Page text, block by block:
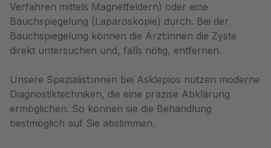
Verfahren mittels Magnetfeldern) oder eine
Bauchspiegelung (Laparoskopie) durch. Bei der
Bauchspiegelung können die Ärzt:innen die Zyste
direkt untersuchen und, falls nötig, entfernen.
Unsere Spezialist:innen bei Asklepios nutzen moderne
Diagnostiktechniken, die eine präzise Abklärung
ermöglichen. So können sie die Behandlung
bestmöglich auf Sie abstimmen.